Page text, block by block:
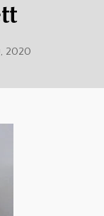
2020